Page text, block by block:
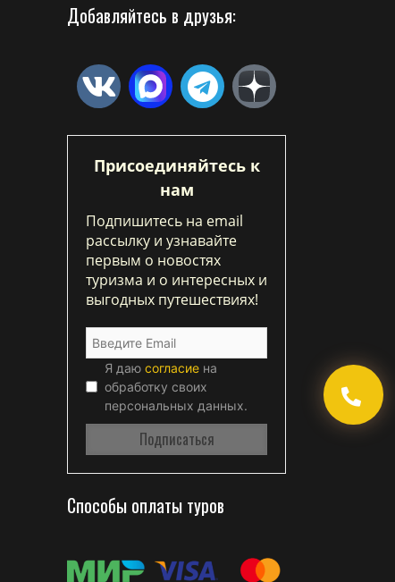
Добавляйтесь в друзья:
Присоединяйтесь к
нам
Подпишитесь на email
рассылку и узнавайте
первым о новостях
туризма и о интересных и
выгодных путешествиях!
Я даю согласие на
обработку своих
персональных данных.
Способы оплаты туров